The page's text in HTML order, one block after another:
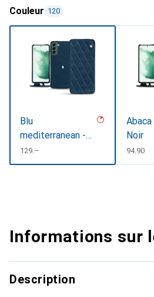
Couleur 120
Blu
mediterranean -
Couture
CHF
129.–
Abaca
Noir
CHF
94.90
Informations sur
Description